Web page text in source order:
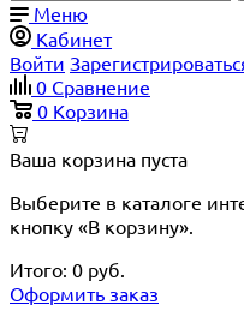
Меню
Кабинет
Войти
0 Сравнение
0 Корзина
Ваша корзина пуста
Выберите в каталоге
кнопку «В корзину».
Итого: 0 руб.
Оформить заказ